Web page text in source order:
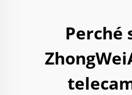
Perché